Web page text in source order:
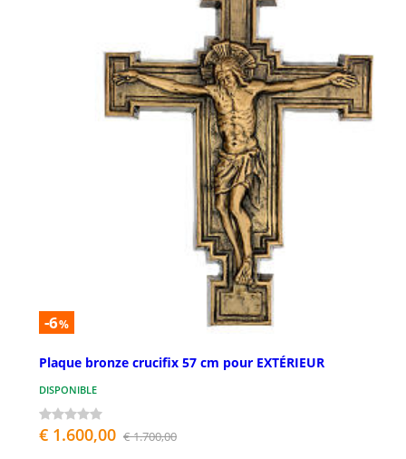
-6%
Plaque bronze crucifix 57 cm pour EXTÉRIEUR
DISPONIBLE
€ 1.600,00 € 1.700,00